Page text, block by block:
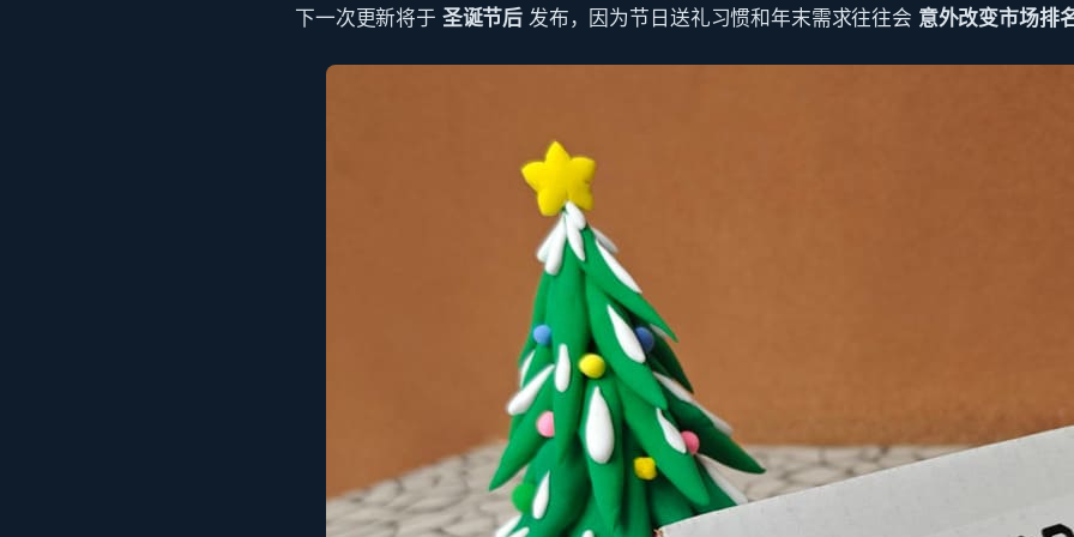
下一次更新将于 圣诞节后 发布，因为节日送礼习惯和年末需求往往会 意外改变市场排